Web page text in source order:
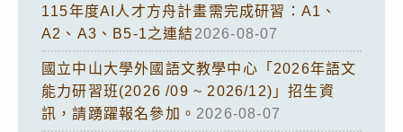
115年度AI人才方舟計畫需完成研習：A1、
A2、A3、B5-1之連結2026-08-07
國立中山大學外國語文教學中心「2026年語文
能力研習班(2026 /09 ~ 2026/12)」招生資
訊，請踴躍報名參加。 2026-08-07